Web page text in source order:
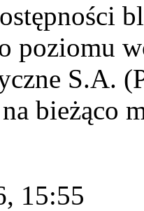
poziomu
S.A.
bieżąco
15:55